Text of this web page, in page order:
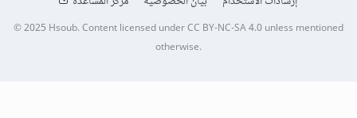
© 2025 Hsoub.Content licensed underCC BY-NC-SA 4.0unless mentioned
otherwise.